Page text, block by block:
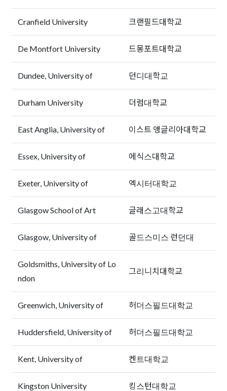
Cranfield University 크랜필드대학교
De Montfort University 드몽포트대학교
Dundee, University of 던디대학교
Durham University 더럼대학교
East Anglia, University of 이스트 앵글리아대학교
Essex, University of 에식스대학교
Exeter, University of 엑시터대학교
Glasgow School of Art 글래스고대학교
Glasgow, University of 골드스미스 런던대
Goldsmiths, University of Lo
ndon
그리니치대학교
Greenwich, University of 허더스필드대학교
Huddersfield, University of 허더스필드대학교
Kent, University of 켄트대학교
Kingston University 킹스턴대학교